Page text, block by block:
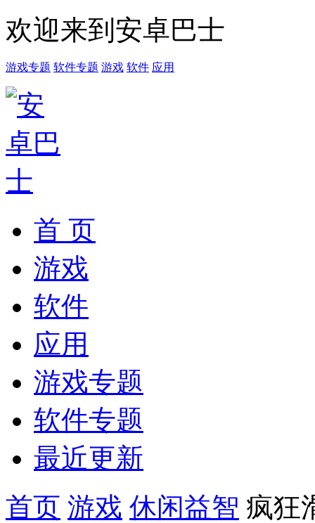
欢迎来到安卓巴士
游戏专题 软件专题 游戏 软件 应用
首 页
游戏
软件
应用
游戏专题
软件专题
最近更新
首页 游戏 休闲益智 疯狂